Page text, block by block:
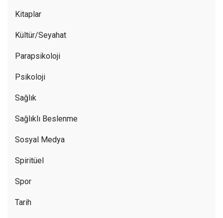
Kitaplar
Kültür/Seyahat
Parapsikoloji
Psikoloji
Sağlık
Sağlıklı Beslenme
Sosyal Medya
Spiritüel
Spor
Tarih